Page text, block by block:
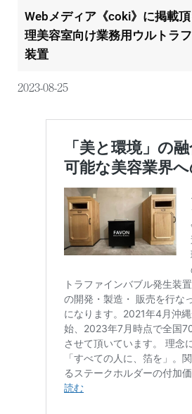
Webメディア《coki》に掲載頂
理美容室向け業務用ウルトラ
装置
2023-08-25